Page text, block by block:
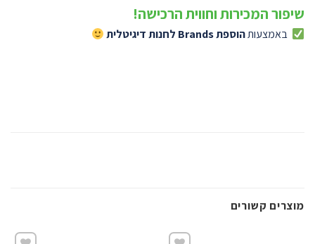
שיפור המכירות וחווית הרכישה!
באמצעותהוספת Brands לחנות דיגיטלית
מוצרים קשורים